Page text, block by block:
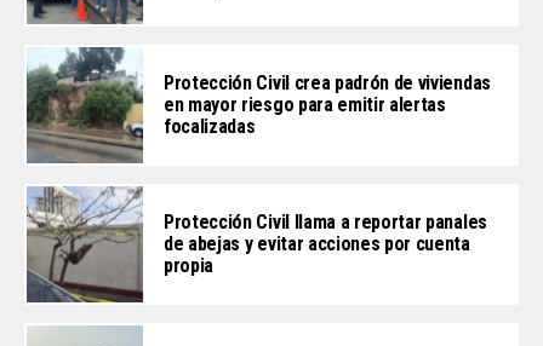
Protección Civil crea padrón de viviendas
en mayor riesgo para emitir alertas
focalizadas
Protección Civil llama a reportar panales
de abejas y evitar acciones por cuenta
propia